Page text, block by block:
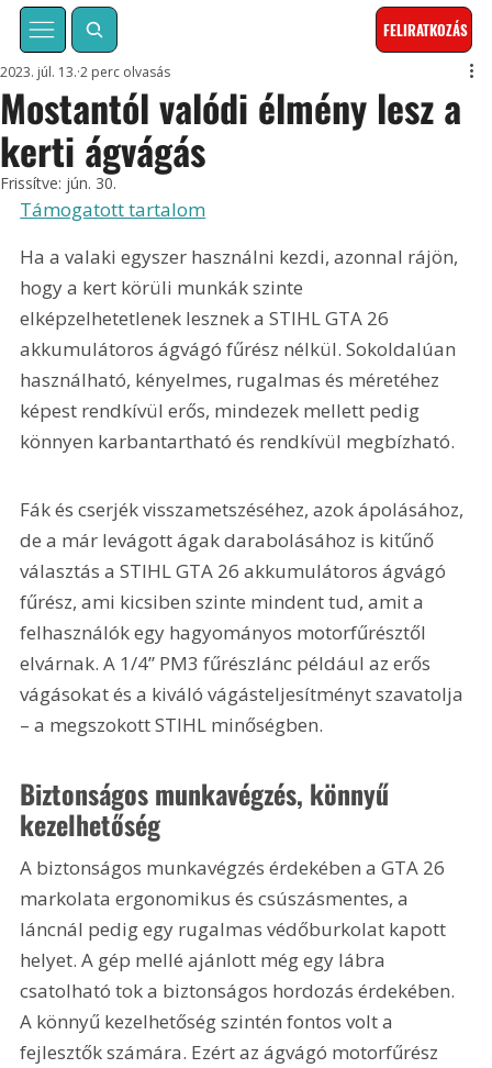
FELIRATKOZÁS
Mostantól valódi élmény lesz a
kerti ágvágás
2023. júl. 13. 2 perc olvasás
Frissítve: jún. 30.
Támogatott tartalom
Ha a valaki egyszer használni kezdi, azonnal rájön,
hogy a kert körüli munkák szinte
elképzelhetetlenek lesznek a STIHL GTA 26
akkumulátoros ágvágó fűrész nélkül. Sokoldalúan
használható, kényelmes, rugalmas és méretéhez
képest rendkívül erős, mindezek mellett pedig
könnyen karbantartható és rendkívül megbízható.
Fák és cserjék visszametszéséhez, azok ápolásához,
de a már levágott ágak darabolásához is kitűnő
választás a STIHL GTA 26 akkumulátoros ágvágó
fűrész, ami kicsiben szinte mindent tud, amit a
felhasználók egy hagyományos motorfűrésztől
elvárnak. A 1/4” PM3 fűrészlánc például az erős
vágásokat és a kiváló vágásteljesítményt szavatolja
– a megszokott STIHL minőségben.
Biztonságos munkavégzés, könnyű
kezelhetőség
A biztonságos munkavégzés érdekében a GTA 26
markolata ergonomikus és csúszásmentes, a
láncnál pedig egy rugalmas védőburkolat kapott
helyet. A gép mellé ajánlott még egy lábra
csatolható tok a biztonságos hordozás érdekében.
A könnyű kezelhetőség szintén fontos volt a
fejlesztők számára. Ezért az ágvágó motorfűrész